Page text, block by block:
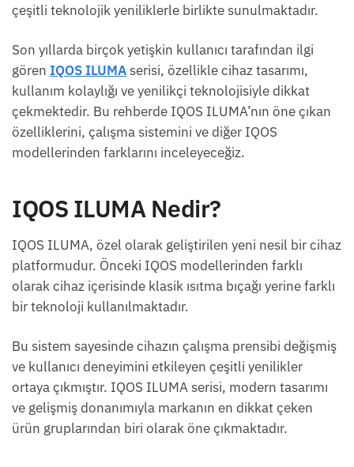
çeşitli teknolojik yeniliklerle birlikte sunulmaktadır.
Son yıllarda birçok yetişkin kullanıcı tarafından ilgi
gören IQOS ILUMAserisi, özellikle cihaz tasarımı,
kullanım kolaylığı ve yenilikçi teknolojisiyle dikkat
çekmektedir. Bu rehberde IQOS ILUMA’nın öne çıkan
özelliklerini, çalışma sistemini ve diğer IQOS
modellerinden farklarını inceleyeceğiz.
IQOS ILUMA Nedir?
IQOS ILUMA, özel olarak geliştirilen yeni nesil bir cihaz
platformudur. Önceki IQOS modellerinden farklı
olarak cihaz içerisinde klasik ısıtma bıçağı yerine farklı
bir teknoloji kullanılmaktadır.
Bu sistem sayesinde cihazın çalışma prensibi değişmiş
ve kullanıcı deneyimini etkileyen çeşitli yenilikler
ortaya çıkmıştır. IQOS ILUMA serisi, modern tasarımı
ve gelişmiş donanımıyla markanın en dikkat çeken
ürün gruplarından biri olarak öne çıkmaktadır.